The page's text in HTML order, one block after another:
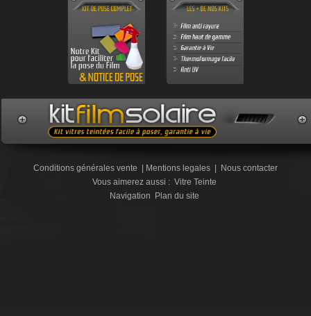
Conditions générales vente | Mentions legales | Nous contacter
Vous aimerez aussi : Vitre Teinte
Navigation Plan du site